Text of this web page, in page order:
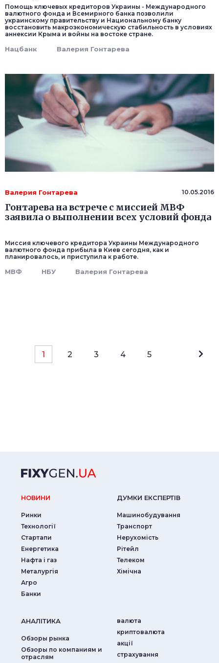
Помощь ключевых кредиторов Украины - Международного
валютного фонда и Всемирного банка позволили
украинскому правительству и Национальному банку
восстановить макроэкономическую стабильность в условиях
аннексии Крыма и войны на востоке стране.
Нацбанк Валерия Гонтарева
Валерия Гонтарева 10.05.2016
Гонтарева на встрече с миссией МВФ
заявила о выполнении всех условий фонда
Миссия ключевого кредитора Украины Международного
валютного фонда прибыла в Киев сегодня, как и
планировалось, и приступила к работе.
МВФ НБУ Валерия Гонтарева
1 2 3 4 5
НОВИНИ
Ринки
Технології
Стартапи
Енергетика
Нафта і газ
Металургія
Агро
Банки
ДУМКИ ЕКСПЕРТIВ
Машинобудування
Транспорт
Нерухомість
Рітейл
Телеком
Хімічна
АНАЛIТИКА
Обзоры рынка
Обзоры по компаниям и
отраслям
валюта
криптовалюта
акції
страхування